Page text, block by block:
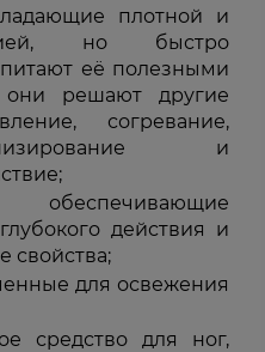
плотной и
но быстро
её полезными
решают другие
согревание,
и
обеспечивающие
действия и
свойства;
для освежения
средство для ног,